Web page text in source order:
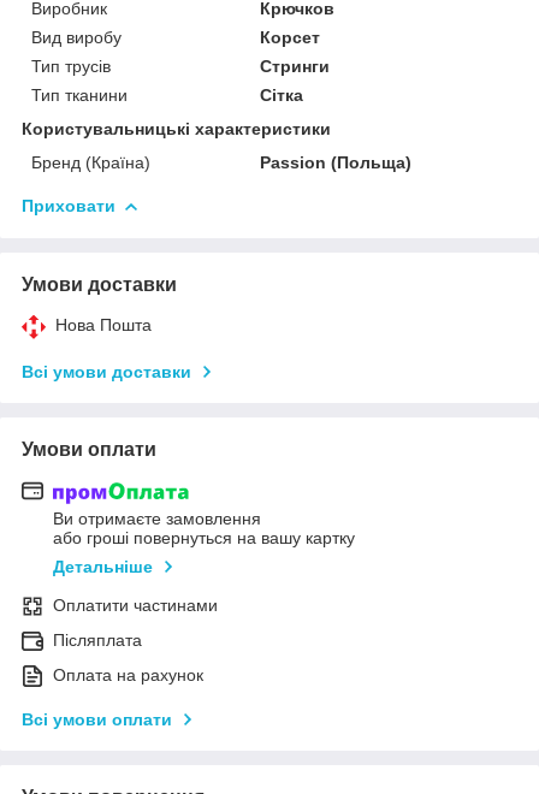
Виробник
Крючков
Вид виробу
Корсет
Тип трусів
Стринги
Тип тканини
Сітка
Користувальницькі характеристики
Бренд (Країна)
Passion (Польща)
Приховати
Умови доставки
Нова Пошта
Всі умови доставки
Умови оплати
Ви отримаєте замовлення
або гроші повернуться на вашу картку
Детальніше
Оплатити частинами
Післяплата
Оплата на рахунок
Всі умови оплати